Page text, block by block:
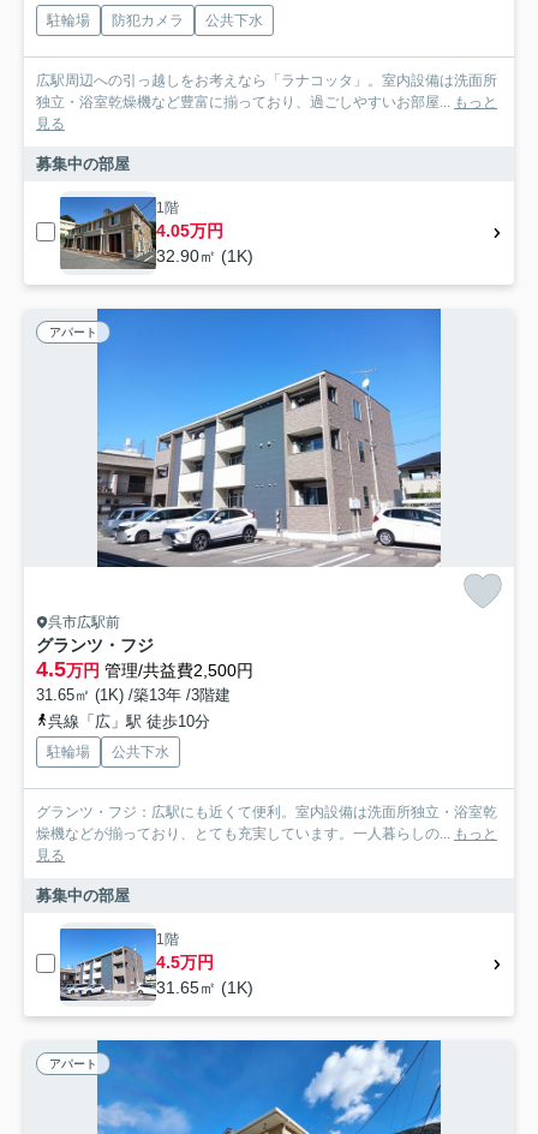
駐輪場 防犯カメラ 公共下水
広駅周辺への引っ越しをお考えなら「ラナコッタ」。室内設備は洗面所
独立・浴室乾燥機など豊富に揃っており、過ごしやすいお部屋... もっと
見る
募集中の部屋
1階
4.05万円
32.90㎡ (1K)
アパート
呉市広駅前
グランツ・フジ
4.5万円 管理/共益費2,500円
31.65㎡ (1K) /築13年 /3階建
呉線「広」駅 徒歩10分
駐輪場 公共下水
グランツ・フジ：広駅にも近くて便利。室内設備は洗面所独立・浴室乾
燥機などが揃っており、とても充実しています。一人暮らしの... もっと
見る
募集中の部屋
1階
4.5万円
31.65㎡ (1K)
アパート